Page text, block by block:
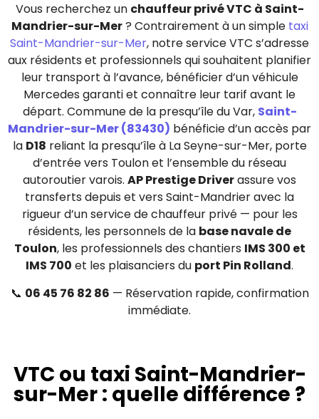
Vous recherchez un chauffeur privé VTC à Saint-
Mandrier-sur-Mer? Contrairement à un simple taxi
Saint-Mandrier-sur-Mer, notre service VTC s’adresse
aux résidents et professionnels qui souhaitent planifier
leur transport à l’avance, bénéficier d’un véhicule
Mercedes garanti et connaître leur tarif avant le
départ. Commune de la presqu’île du Var, Saint-
Mandrier-sur-Mer (83430) bénéficie d’un accès par
la D18 reliant la presqu’île à La Seyne-sur-Mer, porte
d’entrée vers Toulon et l’ensemble du réseau
autoroutier varois. AP Prestige Driverassure vos
transferts depuis et vers Saint-Mandrier avec la
rigueur d’un service de chauffeur privé — pour les
résidents, les personnels de la base navale de
Toulon, les professionnels des chantiers IMS 300 et
IMS 700 et les plaisanciers du port Pin Rolland.
📞 06 45 76 82 86 — Réservation rapide, confirmation
immédiate.
VTC ou taxi Saint-Mandrier-
sur-Mer : quelle différence ?